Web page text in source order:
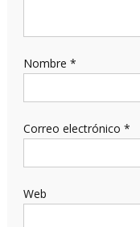
Nombre *
Correo electrónico *
Web